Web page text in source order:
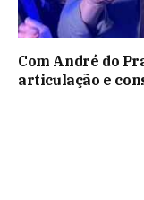
Com André do
articulação e